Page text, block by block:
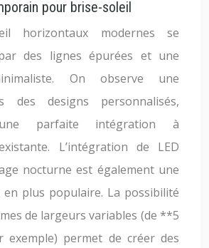
pour brise-soleil
horizontaux modernes se
des lignes épurées et une
On observe une
des designs personnalisés,
parfaite intégration à
L’intégration de LED
nocturne est également une
plus populaire. La possibilité
de largeurs variables (de **5
permet de créer des